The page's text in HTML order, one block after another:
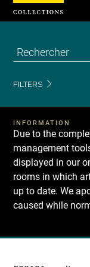
FILTERS
INFORMATION
Due to the
management
displayed in our
rooms in which
up to date. We
caused while
Recherche
Cookies